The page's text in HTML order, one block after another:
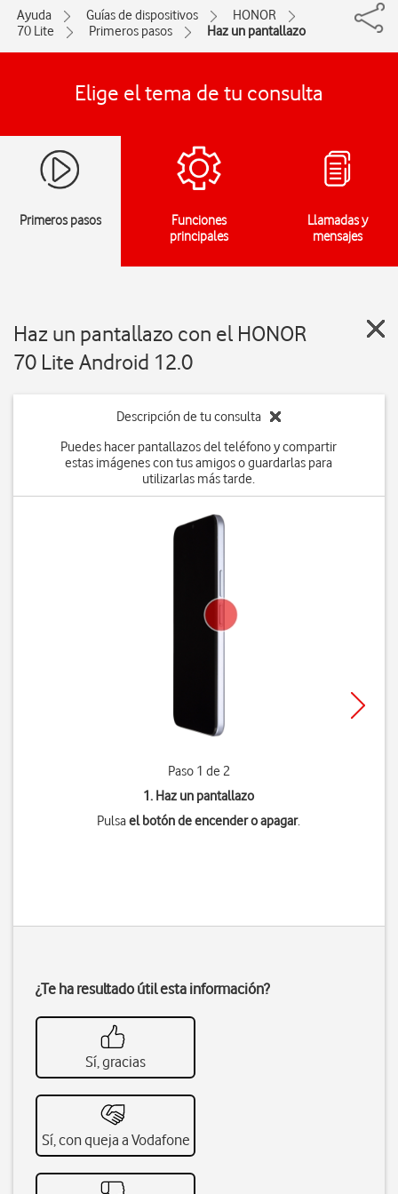
Ayuda Guías de dispositivos
HONOR
70 Lite
Primeros pasos Haz un pantallazo
Elige el tema de tu consulta
Primeros pasos
Funciones
principales
Llamadas y
mensajes
Haz un pantallazo con el HONOR
70 Lite Android 12.0
Descripción de tu consulta
Puedes hacer pantallazos del teléfono y compartir
estas imágenes con tus amigos o guardarlas para
utilizarlas más tarde.
Paso 1 de 2
1. Haz un pantallazo
Pulsael botón de encender o apagar.
¿Te ha resultado útil esta información?
Sí, gracias
Sí, con queja a Vodafone